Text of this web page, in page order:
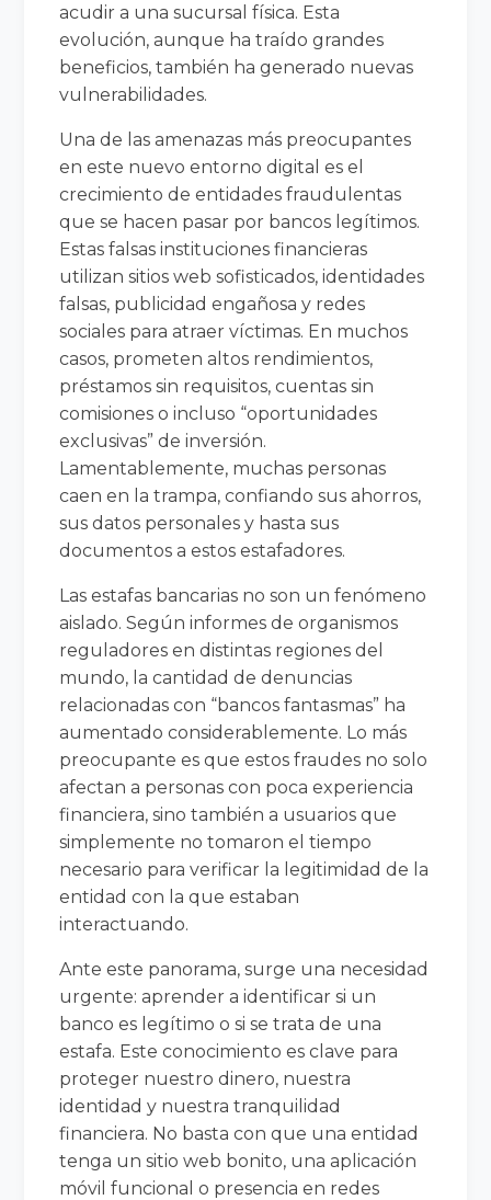
acudir a una sucursal física. Esta
evolución, aunque ha traído grandes
beneficios, también ha generado nuevas
vulnerabilidades.
Una de las amenazas más preocupantes
en este nuevo entorno digital es el
crecimiento de entidades fraudulentas
que se hacen pasar por bancos legítimos.
Estas falsas instituciones financieras
utilizan sitios web sofisticados, identidades
falsas, publicidad engañosa y redes
sociales para atraer víctimas. En muchos
casos, prometen altos rendimientos,
préstamos sin requisitos, cuentas sin
comisiones o incluso “oportunidades
exclusivas” de inversión.
Lamentablemente, muchas personas
caen en la trampa, confiando sus ahorros,
sus datos personales y hasta sus
documentos a estos estafadores.
Las estafas bancarias no son un fenómeno
aislado. Según informes de organismos
reguladores en distintas regiones del
mundo, la cantidad de denuncias
relacionadas con “bancos fantasmas” ha
aumentado considerablemente. Lo más
preocupante es que estos fraudes no solo
afectan a personas con poca experiencia
financiera, sino también a usuarios que
simplemente no tomaron el tiempo
necesario para verificar la legitimidad de la
entidad con la que estaban
interactuando.
Ante este panorama, surge una necesidad
urgente: aprender a identificar si un
banco es legítimo o si se trata de una
estafa. Este conocimiento es clave para
proteger nuestro dinero, nuestra
identidad y nuestra tranquilidad
financiera. No basta con que una entidad
tenga un sitio web bonito, una aplicación
móvil funcional o presencia en redes